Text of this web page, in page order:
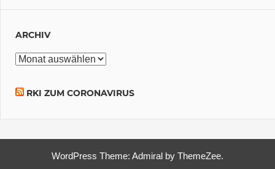
ARCHIV
Archiv
RKI ZUM CORONAVIRUS
WordPress Theme: Admiral by ThemeZee.